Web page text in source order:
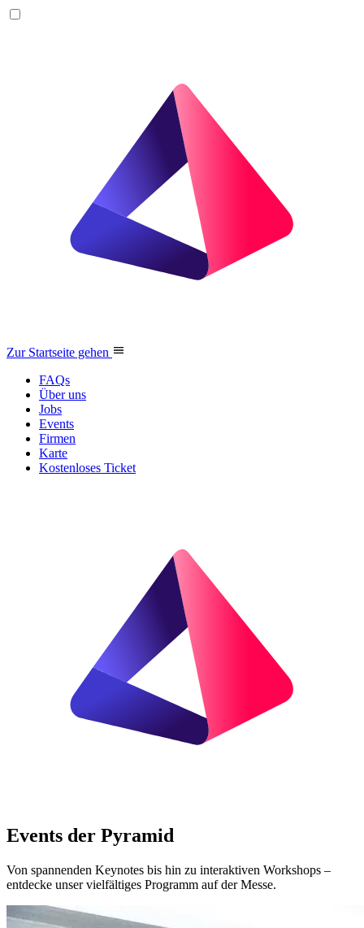
Zur Startseite gehen
FAQs
Über uns
Jobs
Events
Firmen
Karte
Kostenloses Ticket
Events der Pyramid
Von spannenden Keynotes bis hin zu interaktiven Workshops –
entdecke unser vielfältiges Programm auf der Messe.